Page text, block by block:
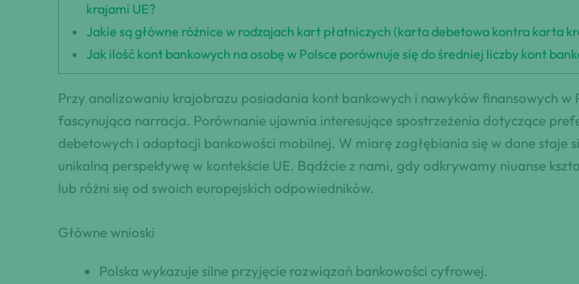
krajami UE?
Jakie są główne różnice w rodzajach kart płatniczych (karta debetowa kontra karta
Jak ilość kont bankowych na osobę w Polsce porównuje się do średniej liczby kont
Przy analizowaniu krajobrazu posiadania kont bankowych i nawyków finansowych
fascynująca narracja. Porównanie ujawnia interesujące spostrzeżenia dotyczące
debetowych i adaptacji bankowości mobilnej. W miarę zagłębiania się w dane staje
unikalną perspektywę w kontekście UE. Bądźcie z nami, gdy odkrywamy niuanse
lub różni się od swoich europejskich odpowiedników.
Główne wnioski
Polska wykazuje silne przyjęcie rozwiązań bankowości cyfrowej.